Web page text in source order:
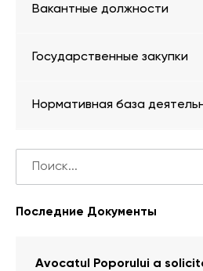
Вакантные должности
Государственные закупки
Нормативная база
Последние Документы
Avocatul Poporului a